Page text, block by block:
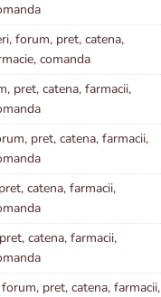
forum, pret, catena,
comanda
pret, catena, farmacii,
pret, catena, farmacii,
catena, farmacii,
catena, farmacii,
pret, catena, farmacii,